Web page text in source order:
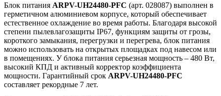
Блок питания ARPV-UH24480-PFC (арт. 028087) выполнен в
герметичном алюминиевом корпусе, который обеспечивает
естественное охлаждение во время работы. Благодаря высокой
степени пылевлагозащиты IP67, функциям защиты от грозы,
короткого замыкания, перегрузки и перегрева, блок питания
можно использовать на открытых площадках под навесом или
в помещениях. У блока питания серьезная мощность – 480 Вт,
высокий КПД и активный корректор коэффициента
мощности. Гарантийный срок ARPV-UH24480-PFC
составляет рекордные 7 лет.